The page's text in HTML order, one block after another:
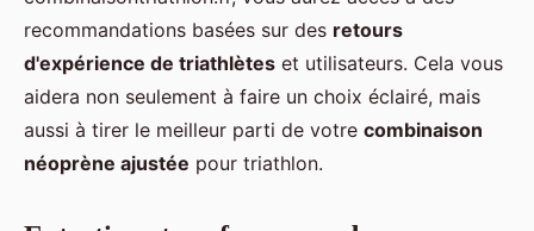
recommandations basées sur des retours
d'expérience de triathlètes et utilisateurs. Cela vous
aidera non seulement à faire un choix éclairé, mais
aussi à tirer le meilleur parti de votre combinaison
néoprène ajustée pour triathlon.